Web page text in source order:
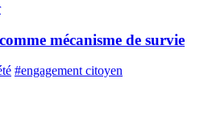
mécanisme de survie
#engagement citoyen